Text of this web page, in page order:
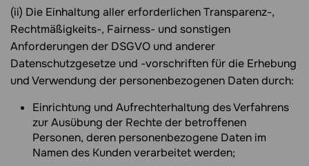
(ii) Die Einhaltung aller erforderlichen Transparenz-,
Rechtmäßigkeits-, Fairness- und sonstigen
Anforderungen der DSGVO und anderer
Datenschutzgesetze und -vorschriften für die Erhebung
und Verwendung der personenbezogenen Daten durch:
Einrichtung und Aufrechterhaltung des Verfahrens
zur Ausübung der Rechte der betroffenen
Personen, deren personenbezogene Daten im
Namen des Kunden verarbeitet werden;